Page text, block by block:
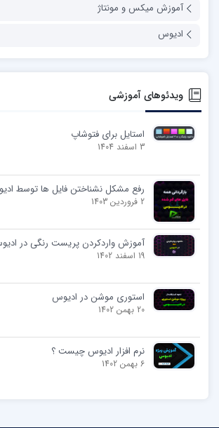
آموزش میکس و مونتاژ
ادیوس
ویدئوهای آموزشی
استایل برای فتوشاپ
3 اسفند 1404
رفع مشکل نشناختن فایل ها توسط
2 فروردین 1403
آموزش واردکردن پریست رنگی در
19 اسفند 1402
استوری موشن در ادیوس
20 بهمن 1402
نرم افزار ادیوس چیست ؟
6 بهمن 1402